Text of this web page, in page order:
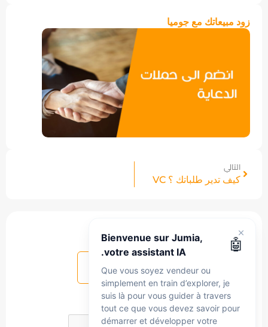
زود مبيعاتك مع جوميا
التالي
كيف تدير طلباتك ؟ VC
هل هذا المقال مفيد ؟
نعم لا
🤖
Bienvenue sur Jumia,
votre assistant IA.
Que vous soyez vendeur ou
simplement en train d’explorer, je
suis là pour vous guider à travers
tout ce que vous devez savoir pour
démarrer et développer votre